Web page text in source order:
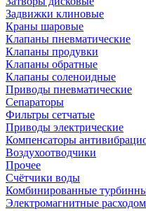
Задвижки клиновые
Краны шаровые
Клапаны пневматические
Клапаны продувки
Клапаны обратные
Клапаны соленоидные
Приводы пневматические
Сепараторы
Фильтры сетчатые
Приводы электрические
Компенсаторы
Воздухоотводчики
Прочее
Счётчики воды
Комбинированные
Электромагнитные